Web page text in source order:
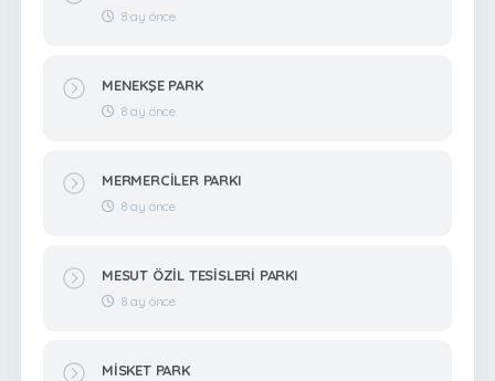
8 ay önce
MENEKŞE PARK
8 ay önce
MERMERCİLER PARKI
8 ay önce
MESUT ÖZİL TESİSLERİ PARKI
8 ay önce
MİSKET PARK